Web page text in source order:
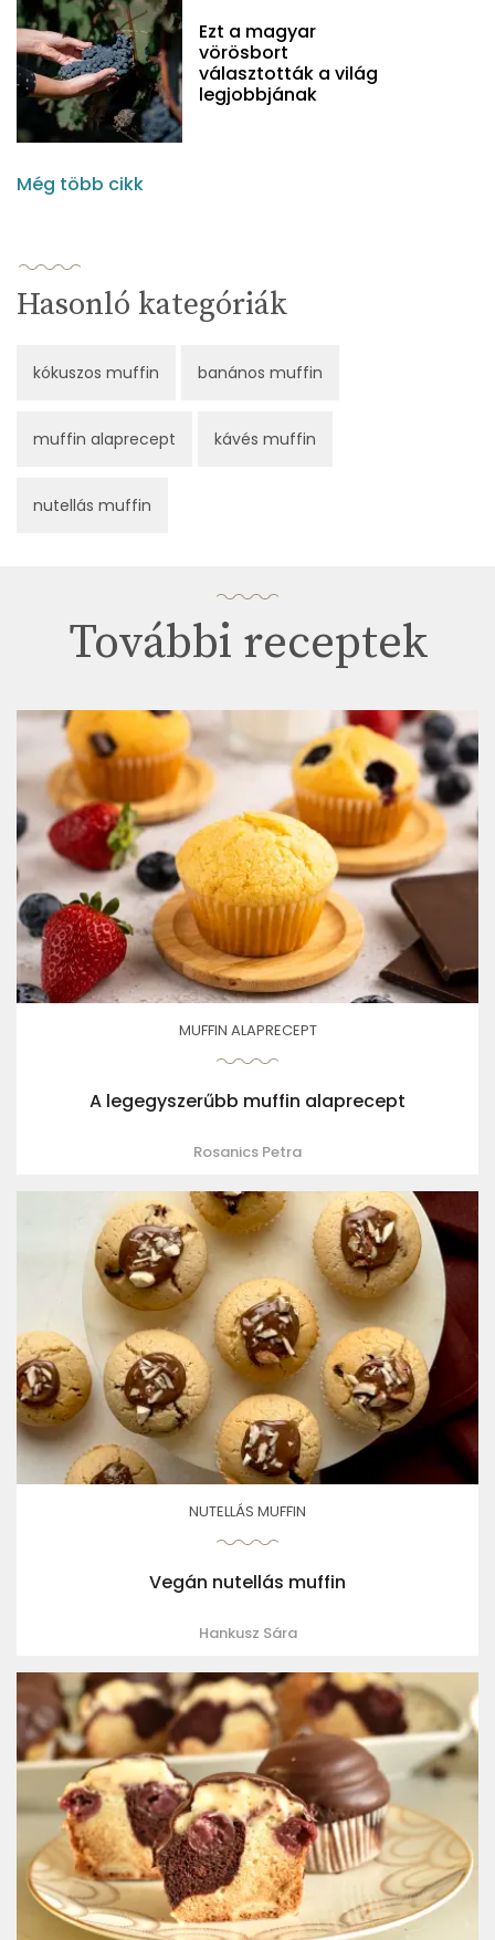
Ezt a magyar
vörösbort
választották a világ
legjobbjának
Még több cikk
Hasonló kategóriák
kókuszos muffin banános muffin
muffin alaprecept kávés muffin
nutellás muffin
További receptek
MUFFIN ALAPRECEPT
A legegyszerűbb muffin alaprecept
Rosanics Petra
NUTELLÁS MUFFIN
Vegán nutellás muffin
Hankusz Sára